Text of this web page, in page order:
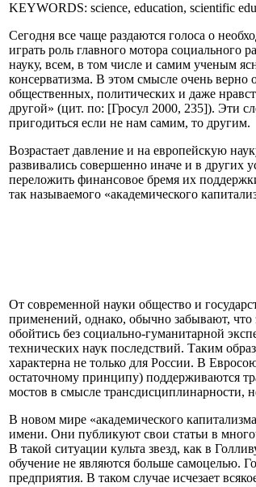
KEYWORDS: science, education, scientific
Сегодня все чаще раздаются голоса о
играть роль главного мотора социального
науку, всем, в том числе и самим ученым
консерватизма. В этом смысле очень верно
общественных, политических и даже
другой» (цит. по: [Гросул 2000, 235]). Эти
пригодиться если не нам самим, то другим.
Возрастает давление и на европейскую
развивались совершенно иначе и в других
переложить финансовое бремя их
так называемого «академического
От современной науки общество и
применений, однако, обычно забывают, что
обойтись без социально-гуманитарной
технических наук последствий. Таким
характерна не только для России. В
остаточному принципу) поддерживаются
мостов в смысле трансдисциплинарности,
В новом мире «академического
имени. Они публикуют свои статьи в
В такой ситуации культа звезд, как в
обучение не являются больше самоцелью.
предприятия. В таком случае исчезает